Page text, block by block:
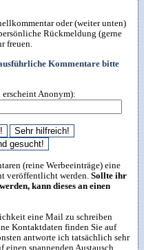
oder (weiter unten)
Rückmeldung (gerne
freuen.
Kommentare bitte
erscheint Anonym):
(reine Werbeeinträge) eine
veröffentlicht werden.Sollte ihr
kann dieses an einen
eine Mail zu schreiben
Kontaktdaten finden Sie auf
antworte ich tatsächlich sehr